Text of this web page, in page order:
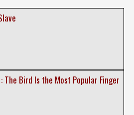
The Bird Is the Most Popular Finger